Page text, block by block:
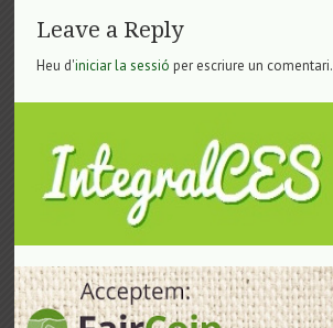
Leave a Reply
Heu d'iniciar la sessió per escriure un comentari.